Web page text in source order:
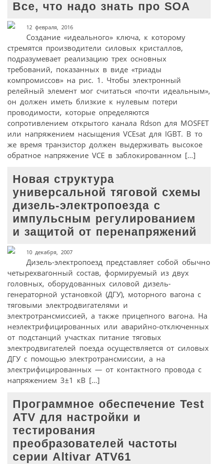
Все, что надо знать про SOA
12 февраля, 2016
Создание «идеального» ключа, к которому
стремятся производители силовых кристаллов,
подразумевает реализацию трех основных
требований, показанных в виде «триады
компромиссов» на рис. 1. Чтобы электронный
релейный элемент мог считаться «почти идеальным»,
он должен иметь близкие к нулевым потери
проводимости, которые определяются
сопротивлением открытого канала Rdson для MOSFET
или напряжением насыщения VCEsat для IGBT. В то
же время транзистор должен выдерживать высокое
обратное напряжение VCE в заблокированном […]
Новая структура
универсальной тяговой схемы
дизель-электропоезда с
импульсным регулированием
и защитой от перенапряжений
10 декабря, 2007
Дизель-электропоезд представляет собой обычно
четырехвагонный состав, формируемый из двух
головных, оборудованных силовой дизель-
генераторной установкой (ДГУ), моторного вагона с
тяговыми электродвигателями и
электротрансмиссией, а также прицепного вагона. На
неэлектрифицированных или аварийно-отключенных
от подстанций участках питание тяговых
электродвигателей поезда осуществляется от силовых
ДГУ с помощью электротрансмиссии, а на
электрифицированных — от контактного провода с
напряжением 3±1 кВ […]
Программное обеспечение Test
ATV для настройки и
тестирования
преобразователей частоты
серии Altivar ATV61